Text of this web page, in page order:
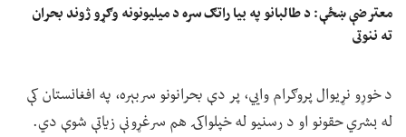
معترضې ښځې: د طالبانو په بیا راتګ سره د میلیونونه وګړو ژوند بحران
ته ننوتی
د خوړو نړیوال پروګرام وايي، پر دې بحرانونو سربېره، په افغانستان کې
له بشري حقونو او د رسنیو له خپلواکۍ هم سرغړونې زیاتې شوې دي.